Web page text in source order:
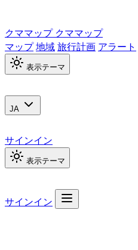
クママップ クママップ
マップ地域旅行計画 アラート
表示テーマ
JA
サインイン
表示テーマ
サインイン